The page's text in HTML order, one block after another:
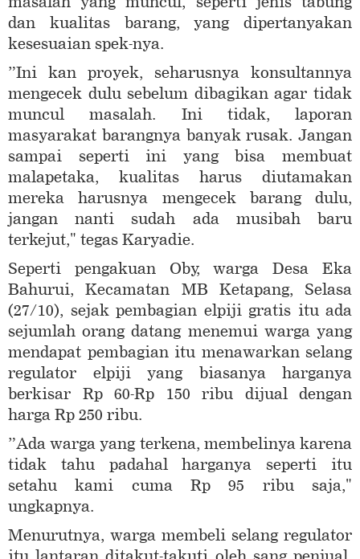
dan kualitas barang, yang dipertanyakan
kesesuaian spek-nya.
”Ini kan proyek, seharusnya konsultannya
mengecek dulu sebelum dibagikan agar tidak
muncul masalah. Ini tidak, laporan
masyarakat barangnya banyak rusak. Jangan
sampai seperti ini yang bisa membuat
malapetaka, kualitas harus diutamakan
mereka harusnya mengecek barang dulu,
jangan nanti sudah ada musibah baru
terkejut," tegas Karyadie.
Seperti pengakuan Oby, warga Desa Eka
Bahurui, Kecamatan MB Ketapang, Selasa
(27/10), sejak pembagian elpiji gratis itu ada
sejumlah orang datang menemui warga yang
mendapat pembagian itu menawarkan selang
regulator elpiji yang biasanya harganya
berkisar Rp 60-Rp 150 ribu dijual dengan
harga Rp 250 ribu.
”Ada warga yang terkena, membelinya karena
tidak tahu padahal harganya seperti itu
setahu kami cuma Rp 95 ribu saja,"
ungkapnya.
Menurutnya, warga membeli selang regulator